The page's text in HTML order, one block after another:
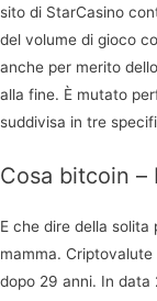
sito di StarCasino
del volume di gioco
anche per merito
alla fine. È mutato
suddivisa in tre
Cosa bitcoin
E che dire della solita
mamma.
dopo 29 anni. In data